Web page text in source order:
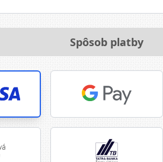
Spôsob platby